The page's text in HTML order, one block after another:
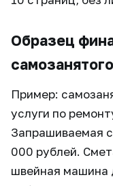
Образец
самозанятого
Пример:
услуги по
Запрашиваемая
000 рублей.
швейная машина